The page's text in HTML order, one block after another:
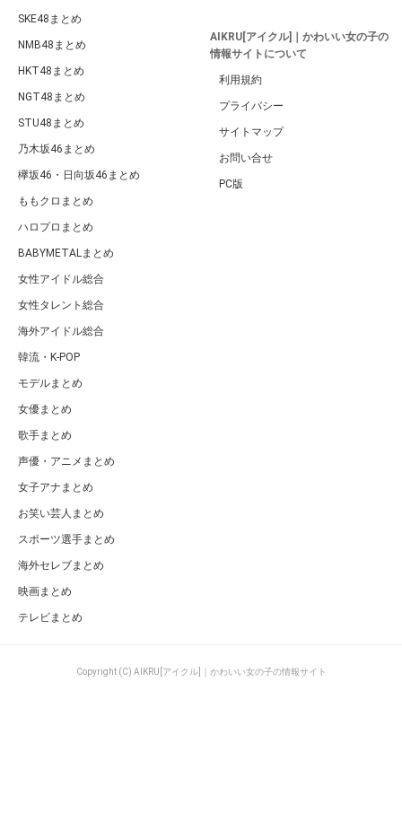
SKE48まとめ
NMB48まとめ
HKT48まとめ
NGT48まとめ
STU48まとめ
乃木坂46まとめ
欅坂46・日向坂46まとめ
ももクロまとめ
ハロプロまとめ
BABYMETALまとめ
女性アイドル総合
女性タレント総合
海外アイドル総合
韓流・K-POP
モデルまとめ
女優まとめ
歌手まとめ
声優・アニメまとめ
女子アナまとめ
お笑い芸人まとめ
スポーツ選手まとめ
海外セレブまとめ
映画まとめ
テレビまとめ
AIKRU[アイクル]｜かわいい女の子の
情報サイトについて
利用規約
プライバシー
サイトマップ
お問い合せ
PC版
Copyright (C) AIKRU[アイクル]｜かわいい女の子の情報サイト